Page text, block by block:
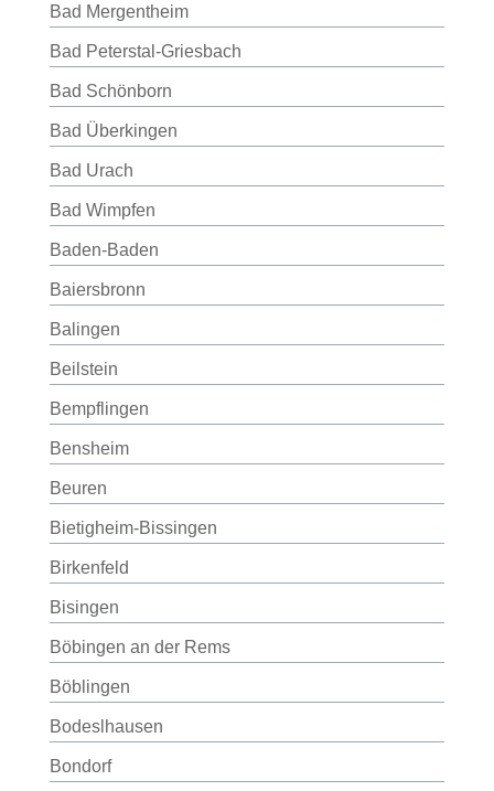
Bad Mergentheim
Bad Peterstal-Griesbach
Bad Schönborn
Bad Überkingen
Bad Urach
Bad Wimpfen
Baden-Baden
Baiersbronn
Balingen
Beilstein
Bempflingen
Bensheim
Beuren
Bietigheim-Bissingen
Birkenfeld
Bisingen
Böbingen an der Rems
Böblingen
Bodeslhausen
Bondorf